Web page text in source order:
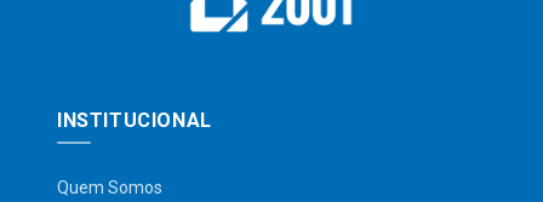
INSTITUCIONAL
Quem Somos